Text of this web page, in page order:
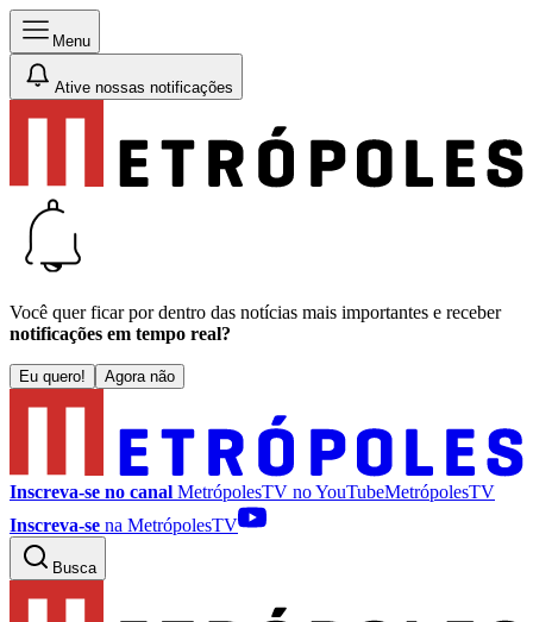
Menu
Ative nossas notificações
Você quer ficar por dentro das notícias mais importantes e receber
notificações em tempo real?
Eu quero! Agora não
Inscreva-se no canal MetrópolesTV noYouTubeMetrópolesTV
Inscreva-se na MetrópolesTV
Busca